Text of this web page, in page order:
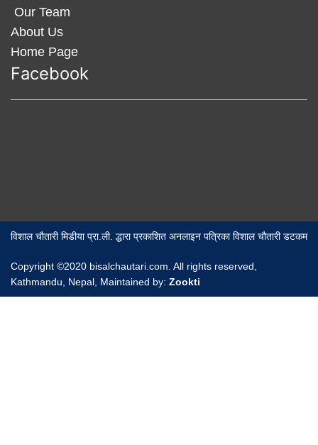
Our Team
About Us
Home Page
Facebook
विशाल चौतारी मिडीया प्रा.ली. द्धारा प्रकाशित अनलाइन पत्रिका विशाल चौतारी डटकम
Copyright ©2020 bisalchautari.com. All rights reserved,
Kathmandu, Nepal, Maintained by: Zookti